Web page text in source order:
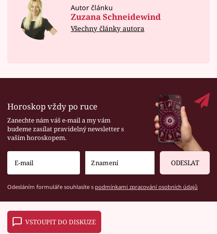
Autor článku
Zuzana Schneidewind
Všechny články autora
Horoskop vždy po ruce
Zanechte nám váš e-mail a my vám
budeme zasílat pravidelný newsletter s
vaším horoskopem.
ODESLAT
Odesláním formuláře souhlasíte s podmínkami zpracování osobních údajů
VSTOUPIT DO DISKUZE